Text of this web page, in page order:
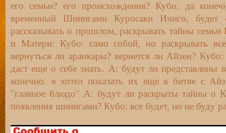
его семьи? его происхождения? Кубо: да
временный Шинигами Куросаки Ичиго, будет
рассказывать о прошлом, раскрывать тайны семьи
и Матери: Кубо: само собой, но раскрывать
вернуться ли аранкары? вернется ли Айзен?
даст еще о себе знать. А: будут ли представлены
конечно. я хотел показать их еще в битве с
"главное блюдо" А: будут ли раскрыты тайны о
появления шинигами? Кубо: все будет, но не буду